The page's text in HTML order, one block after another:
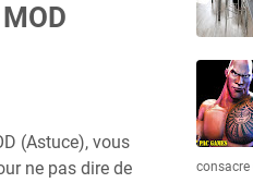
(Astuce), vous
ne pas dire de